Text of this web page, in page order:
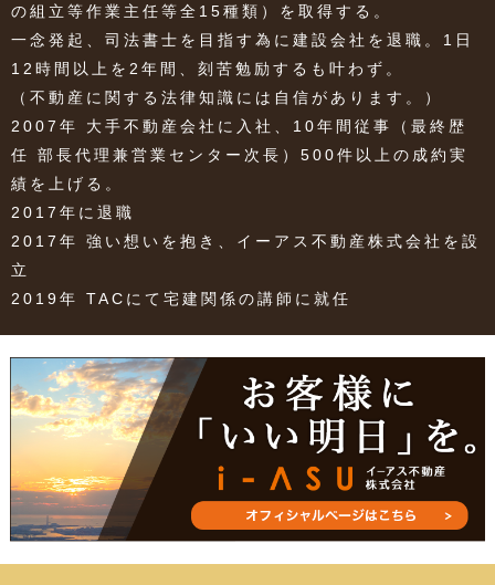
の組立等作業主任等全15種類）を取得する。
一念発起、司法書士を目指す為に建設会社を退職。1日
12時間以上を2年間、刻苦勉励するも叶わず。
（不動産に関する法律知識には自信があります。）
2007年 大手不動産会社に入社、10年間従事（最終歴
任 部長代理兼営業センター次長）500件以上の成約実
績を上げる。
2017年に退職
2017年 強い想いを抱き、イーアス不動産株式会社を設
立
2019年 TACにて宅建関係の講師に就任